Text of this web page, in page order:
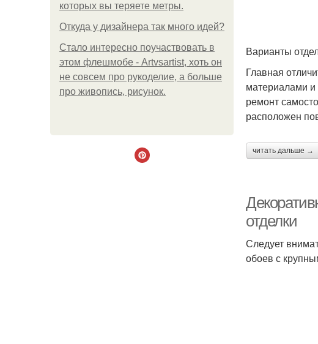
которых вы теряете метры.
Откуда у дизайнера так много идей?
Стало интересно поучаствовать в
этом флешмобе - Artvsartist, хоть он
не совсем про рукоделие, а больше
про живопись, рисунок.
Варианты
Главная
материалами
ремонт
расположен
читать дальше →
отделки
Следует
обоев с